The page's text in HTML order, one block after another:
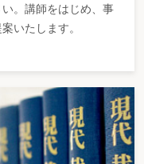
。講師をはじめ、事
いたします。